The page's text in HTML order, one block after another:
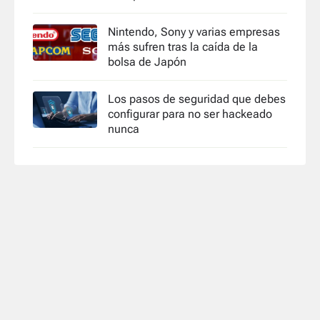
Nintendo, Sony y varias empresas
más sufren tras la caída de la
bolsa de Japón
Los pasos de seguridad que debes
configurar para no ser hackeado
nunca